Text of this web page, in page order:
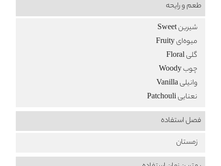
طعم‌ و رایحه
شیرین Sweet
میوه‌ای Fruity
گلی Floral
چوب Woody
وانیلی Vanilla
نعنایی Patchouli
فصل استفاده
زمستان